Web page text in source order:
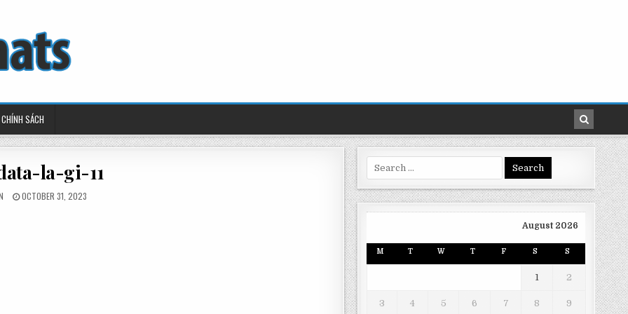
CHÍNH SÁCH
la-gi-11
POSTED
OCTOBER 31, 2023
Search
for:
August 2026
M T W T F S S
1 2
3 4 5 6 7 8 9